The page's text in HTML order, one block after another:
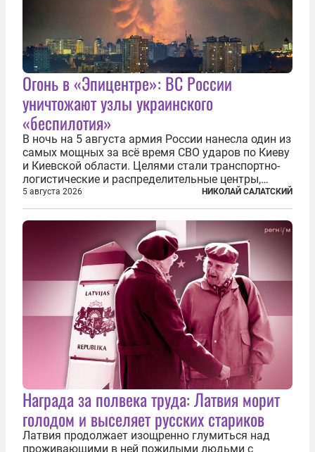
Огонь в «Эпицентре»: ВС России
уничтожают узлы украинского
«беспилотия»
В ночь на 5 августа армия России нанесла один из
самых мощных за всё время СВО ударов по Киеву
и Киевской области. Целями стали транспортно-
логистические и распределительные центры,
которые ВСУ использовали для хранения и
доставки вооружений и грузов военного
назначения. Атака также «накрыла»...
5 августа 2026 НИКОЛАЙ САЛАТСКИЙ
Награда за полвека труда: Латвия морит
голодом и выселяет русских стариков
Латвия продолжает изощренно глумиться над
проживающими в ней пожилыми людьми с